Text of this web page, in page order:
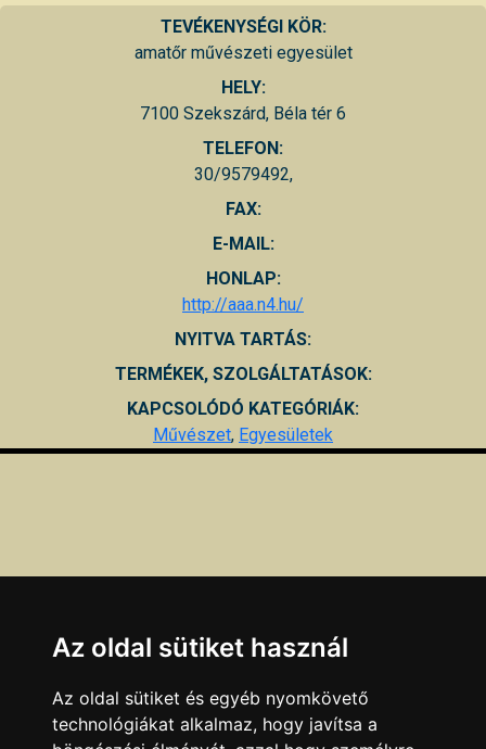
TEVÉKENYSÉGI KÖR:
amatőr művészeti egyesület
HELY:
7100 Szekszárd, Béla tér 6
TELEFON:
30/9579492,
FAX:
E-MAIL:
HONLAP:
http://aaa.n4.hu/
NYITVA TARTÁS:
TERMÉKEK, SZOLGÁLTATÁSOK:
KAPCSOLÓDÓ KATEGÓRIÁK:
Művészet, Egyesületek
Az oldal sütiket használ
Az oldal sütiket és egyéb nyomkövető
technológiákat alkalmaz, hogy javítsa a